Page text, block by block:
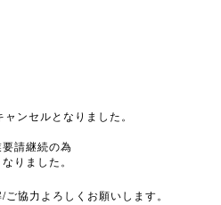
ャンセルとなりました。
請継続の為
りました。
/ご協力よろしくお願いします。